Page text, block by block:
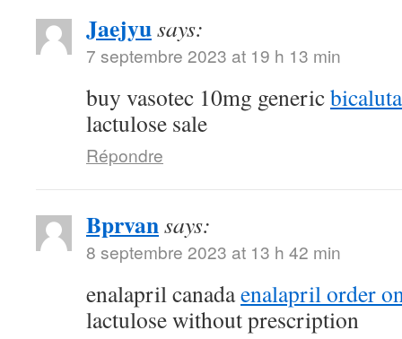
Jaejyusays:
7 septembre 2023 at 19 h 13 min
buy vasotec 10mg generic
lactulose sale
Répondre
Bprvansays:
8 septembre 2023 at 13 h 42 min
enalapril canadaenalapril order
lactulose without prescription